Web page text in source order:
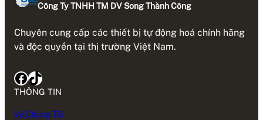
Công Ty TNHH TM DV Song Thành Công
Chuyên cung cấp các thiết bị tự động hoá chính hãng
và độc quyền tại thị trường Việt Nam.
Facebook TikTok
THÔNG TIN
Về Chúng Tôi